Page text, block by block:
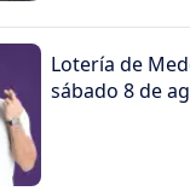
Lotería de
sábado 8 de